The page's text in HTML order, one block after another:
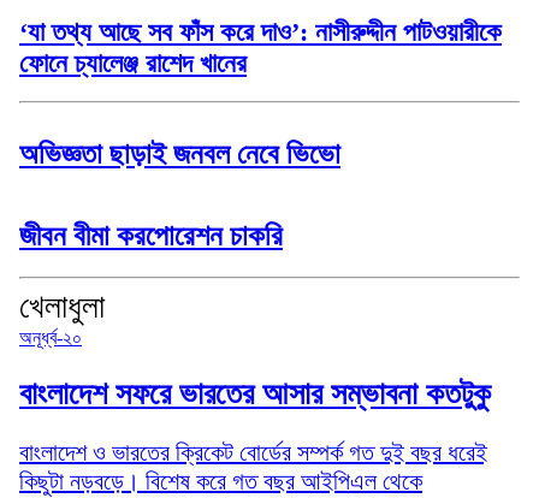
‘যা তথ্য আছে সব ফাঁস করে দাও’: নাসীরুদ্দীন পাটওয়ারীকে
ফোনে চ্যালেঞ্জ রাশেদ খানের
অভিজ্ঞতা ছাড়াই জনবল নেবে ভিভো
জীবন বীমা করপোরেশন চাকরি
খেলাধুলা
অনূর্ধ্ব-২০
বাংলাদেশ সফরে ভারতের আসার সম্ভাবনা কতটুকু
বাংলাদেশ ও ভারতের ক্রিকেট বোর্ডের সম্পর্ক গত দুই বছর ধরেই
কিছুটা নড়বড়ে। বিশেষ করে গত বছর আইপিএল থেকে